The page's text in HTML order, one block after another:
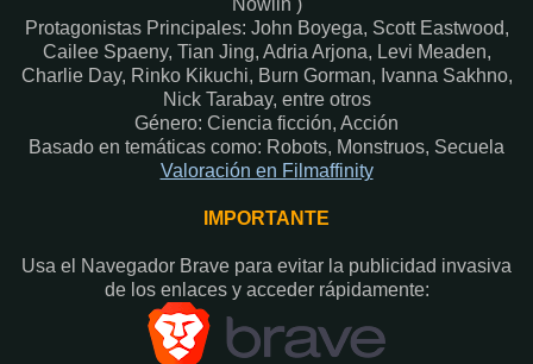
Protagonistas Principales: John Boyega, Scott Eastwood,
Cailee Spaeny, Tian Jing, Adria Arjona, Levi Meaden,
Charlie Day, Rinko Kikuchi, Burn Gorman, Ivanna Sakhno,
Nick Tarabay, entre otros
Género: Ciencia ficción, Acción
Basado en temáticas como: Robots, Monstruos, Secuela
Valoración en Fi lmaffinity
IMPORTANTE
Usa el Navegador Brave para evitar la publicidad invasiva
de los enlaces y acceder rápidamente:​